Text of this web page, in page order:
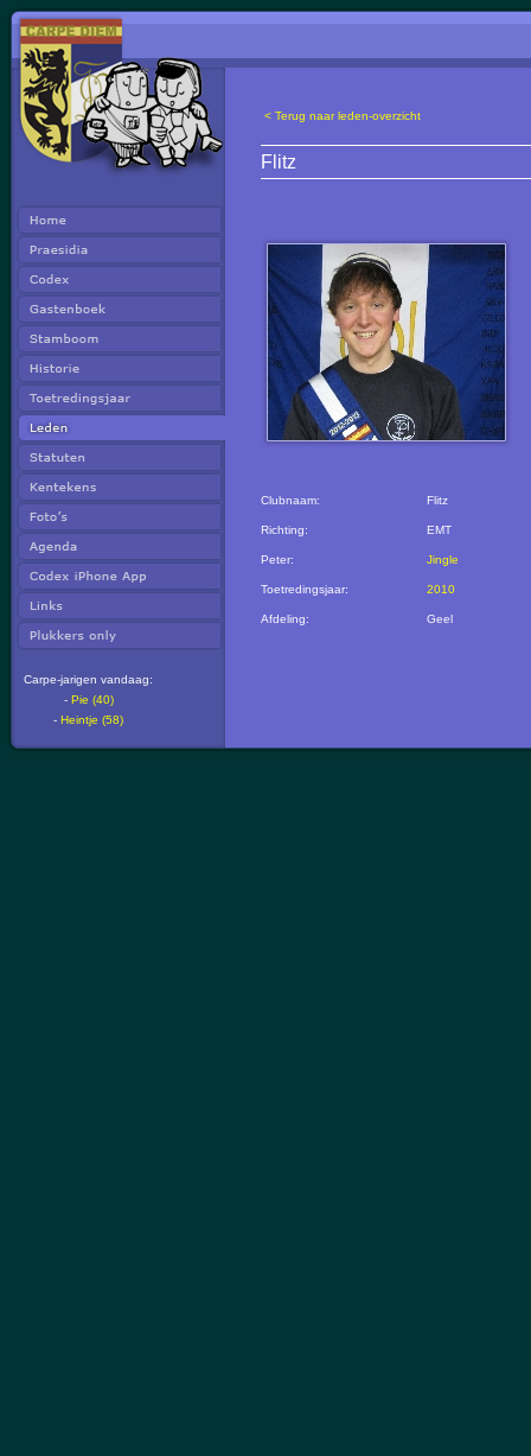
Carpe-jarigen vandaag:
- Pie (40)
- Heintje (58)
< Terug naar leden-overzicht
Flitz
Clubnaam: Flitz
Richting: EMT
Peter: Jingle
Toetredingsjaar: 2010
Afdeling: Geel